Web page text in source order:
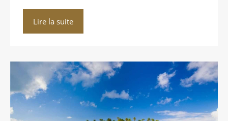
Lire la suite